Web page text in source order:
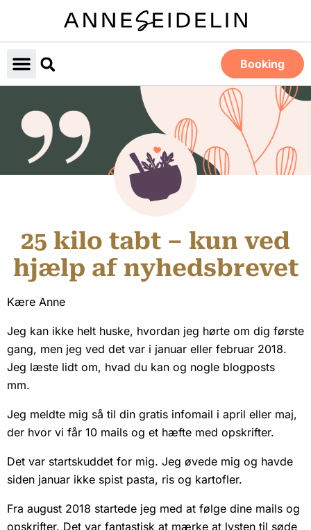
Booking
25 kilo tabt – kun ved
hjælp af nyhedsbrevet
Kære Anne
Jeg kan ikke helt huske, hvordan jeg hørte om dig første
gang, men jeg ved det var i januar eller februar 2018.
Jeg læste lidt om, hvad du kan og nogle blogposts
mm.
Jeg meldte mig så til din gratis infomail i april eller maj,
der hvor vi får 10 mails og et hæfte med opskrifter.
Det var startskuddet for mig. Jeg øvede mig og havde
siden januar ikke spist pasta, ris og kartofler.
Fra august 2018 startede jeg med at følge dine mails og
opskrifter. Det var fantastisk at mærke at lysten til søde